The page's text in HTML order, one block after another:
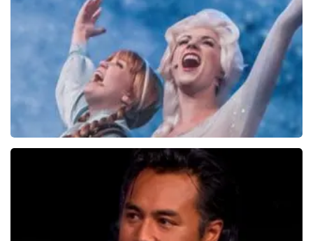
2588+reviews
BEKIJKEN
Frozen De Musical
reviews